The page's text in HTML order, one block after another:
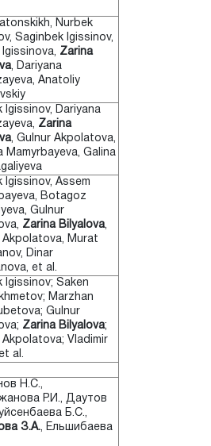
Nurbek
Saginbek Igissinov,
Zarina
, Dariyana
Anatoliy
Igissinov, Dariyana
Zarina
, Gulnur Akpolatova,
Mamyrbayeva, Galina
Igissinov, Assem
Botagoz
Gulnur
Zarina Bilyalova,
Akpolatova, Murat
Dinar
et al.
Igissinov; Saken
Marzhan
Gulnur
Zarina Bilyalova;
Akpolatova; Vladimir
al.
Н.С.,
Р.И., Даутов
Б.С.,
З.А., Ельшибаева